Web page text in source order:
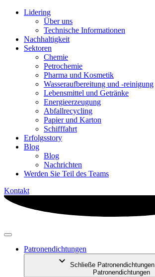
Lidering
Über uns
Technische Informationen
Nachhaltigkeit
Sektoren
Chemie
Petrochemie
Pharma und Kosmetik
Wasseraufbereitung und -reinigung
Lebensmittel und Getränke
Energieerzeugung
Abfallrecycling
Papier und Karton
Schifffahrt
Erfolgsstory
Blog
Blog
Nachrichten
Werden Sie Teil des Teams
Kontakt
Patronendichtungen
Schließe Patronendichtungen
Patronendichtungen